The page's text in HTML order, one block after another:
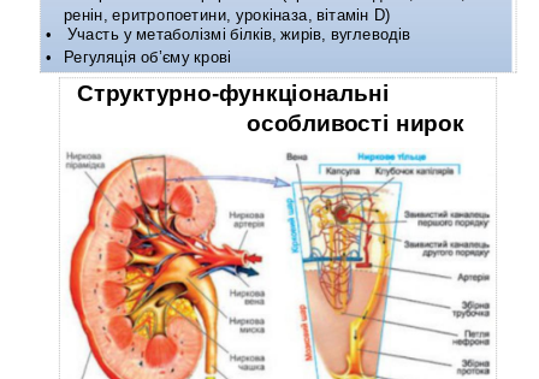
ренін, еритропоетини, урокіназа, вітамін D)
•
Участь у метаболізмі білків, жирів, вуглеводів
•
Регуляція об’єму крові
Структурно-функціональні
особливості нирок